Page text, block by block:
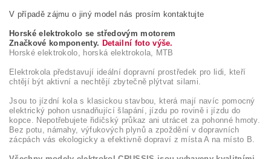
V případě zájmu o jiný model nás prosím kontaktujte
Horské elektrokolo se středovým motorem
Značkové komponenty. Detailní foto výše.
Horské elektrokolo, horská elektrokola, MTB
Elektrokola představují ideální dopravní prostředek pro lidi, kteří
chtějí být aktivní a nechtějí zbytečně plýtvat silami.
Jsou to jízdní kola s klasickou stavbou, která mají navíc pomocný
elektrický pohon usnadňující šlapání, jízdu po rovině i jízdu do
kopce. Nepotřebujete řidičský průkaz ani utrácet za pohonné hmoty.
Bez potu, námahy, výfukových plynů a zpoždění v dopravních
zácpách vás ekologicky a efektivně dopraví z místa A na místo B.